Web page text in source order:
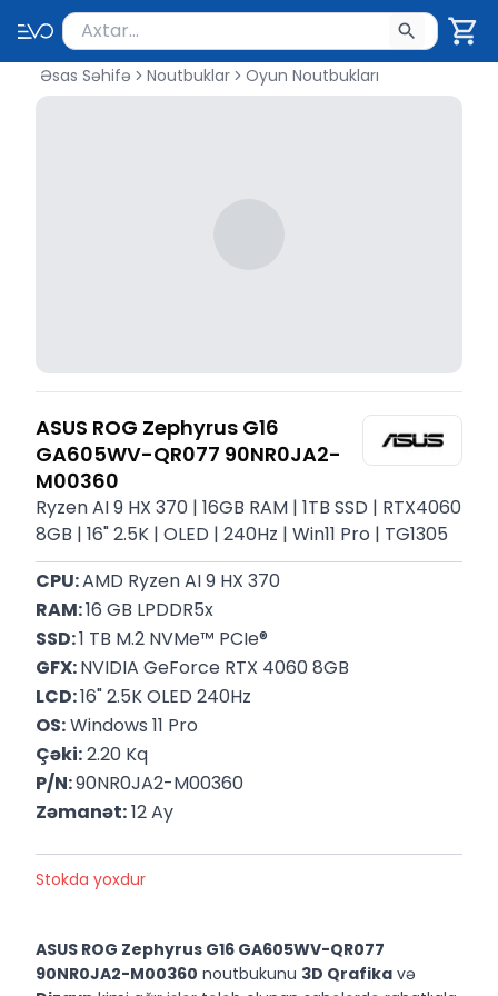
Məhsul axtar
Axtarış üçün ən azı 2 simvol yazın. Göndərmək
Əsas Səhifə Noutbuklar Oyun Noutbukları
ASUS ROG Zephyrus G16
GA605WV-QR077 90NR0JA2-
M00360
Ryzen AI 9 HX 370 | 16GB RAM | 1TB SSD | RTX4060
8GB | 16" 2.5K | OLED | 240Hz | Win11 Pro | TG1305
CPU: AMD Ryzen AI 9 HX 370
RAM: 16 GB LPDDR5x
SSD: 1 TB M.2 NVMe™ PCIe®
GFX: NVIDIA GeForce RTX 4060 8GB
LCD: 16" 2.5K OLED 240Hz
OS: Windows 11 Pro
Çəki: 2.20 Kq
P/N: 90NR0JA2-M00360
Zəmanət: 12 Ay
Stokda yoxdur
ASUS ROG Zephyrus G16 GA605WV-QR077
90NR0JA2-M00360 noutbukunu 3D Qrafika və